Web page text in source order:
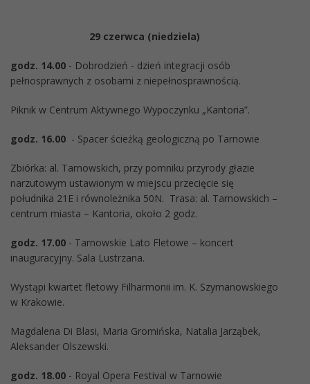
29 czerwca (niedziela)
godz. 14.00 - Dobrodzień - dzień integracji osób
pełnosprawnych z osobami z niepełnosprawnością.
Piknik w Centrum Aktywnego Wypoczynku „Kantoria”.
godz. 16.00 - Spacer ścieżką geologiczną po Tarnowie
Zbiórka: al. Tarnowskich, przy pomniku przyrody głazie
narzutowym ustawionym w miejscu przecięcie się
południka 21E i równoleżnika 50N. Trasa: al. Tarnowskich –
centrum miasta – Kantoria, około 2 godz.
godz. 17.00 - Tarnowskie Lato Fletowe – koncert
inauguracyjny. Sala Lustrzana.
Wystąpi kwartet fletowy Filharmonii im. K. Szymanowskiego
w Krakowie.
Magdalena Di Blasi, Maria Gromińska, Natalia Jarząbek,
Aleksander Olszewski.
godz. 18.00 - Royal Opera Festival w Tarnowie